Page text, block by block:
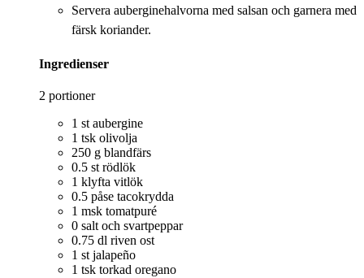
Servera auberginehalvorna med salsan och garnera med
färsk koriander.
Ingredienser
2 portioner
1 st aubergine
1 tsk olivolja
250 g blandfärs
0.5 st rödlök
1 klyfta vitlök
0.5 påse tacokrydda
1 msk tomatpuré
0 salt och svartpeppar
0.75 dl riven ost
1 st jalapeño
1 tsk torkad oregano